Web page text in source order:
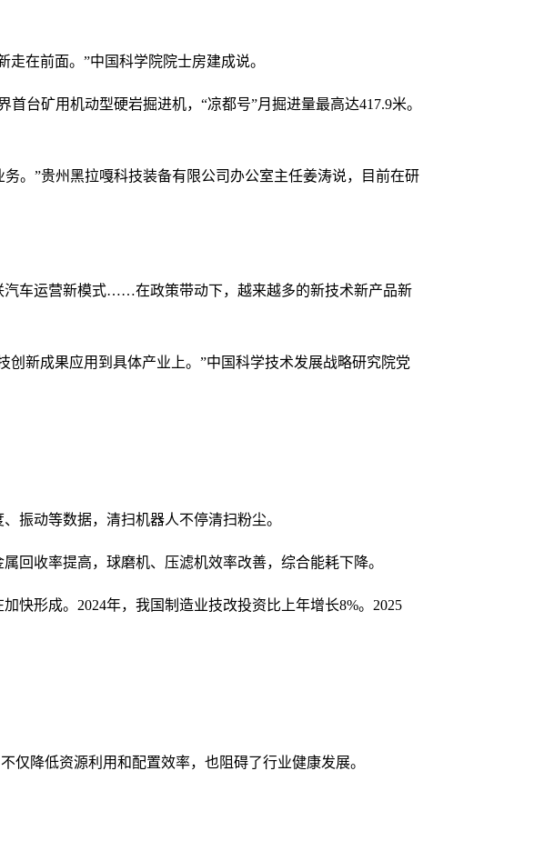
在前面。”中国科学院院士房建成说。
台矿用机动型硬岩掘进机，“凉都号”月掘进量最高达417.9米。
。”贵州黑拉嘎科技装备有限公司办公室主任姜涛说，目前在研
汽车运营新模式……在政策带动下，越来越多的新技术新产品新
新成果应用到具体产业上。”中国科学技术发展战略研究院党
振动等数据，清扫机器人不停清扫粉尘。
回收率提高，球磨机、压滤机效率改善，综合能耗下降。
快形成。2024年，我国制造业技改投资比上年增长8%。2025
仅降低资源利用和配置效率，也阻碍了行业健康发展。